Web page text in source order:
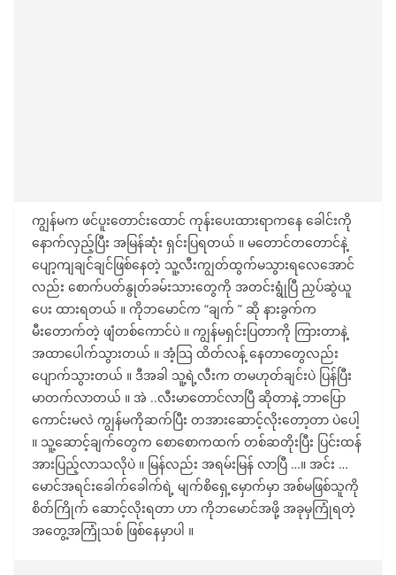
ကျွန်မက ဖင်ပူးတောင်းထောင် ကုန်းပေးထားရာကနေ ခေါင်းကို
နောက်လှည့်ပြီး အမြန်ဆုံး ရှင်းပြရတယ် ။ မတောင်တတောင်နဲ့
ပျော့ကျချင်ချင်ဖြစ်နေတဲ့ သူ့လီးကျွတ်ထွက်မသွားရလေအောင်
လည်း စောက်ပတ်နွုတ်ခမ်းသားတွေကို အတင်းရွုံပြီ ညှပ်ဆွဲယူ
ပေး ထားရတယ် ။ ကိုဘမောင်က “ချက် ” ဆို နားခွက်က
မီးတောက်တဲ့ ဖျံတစ်ကောင်ပဲ ။ ကျွန်မရှင်းပြတာကို ကြားတာနဲ့
အထာပေါက်သွားတယ် ။ အံ့သြ ထိတ်လန့် နေတာတွေလည်း
ပျောက်သွားတယ် ။ ဒီအခါ သူ့ရဲ့လီးက တမဟုတ်ချင်းပဲ ပြန်ပြီး
မာတက်လာတယ် ။ အဲ ..လီးမာတောင်လာပြီ ဆိုတာနဲ့ ဘာပြော
ကောင်းမလဲ ကျွန်မကိုဆက်ပြီး တအားဆောင့်လိုးတော့တာ ပဲပေါ့
။ သူ့ဆောင့်ချက်တွေက စောစောကထက် တစ်ဆတိုးပြီး ပြင်းထန်
အားပြည့်လာသလိုပဲ ။ မြန်လည်း အရမ်းမြန် လာပြီ …။ အင်း …
မောင်အရင်းခေါက်ခေါက်ရဲ့ မျက်စိရှေ့မှောက်မှာ အစ်မဖြစ်သူကို
စိတ်ကြိုက် ဆောင့်လိုးရတာ ဟာ ကိုဘမောင်အဖို့ အခုမှကြုံရတဲ့
အတွေ့အကြုံသစ် ဖြစ်နေမှာပါ ။